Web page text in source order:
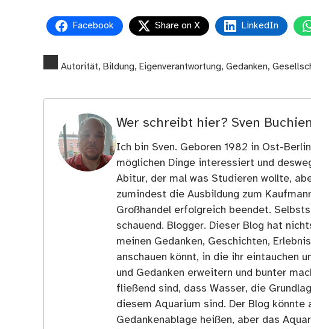
Facebook Share on X LinkedIn
Autorität, Bildung, Eigenverantwortung, Gedanken,
Wer schreibt hier? Sven Buchien
Ich bin Sven. Geboren 1982 in Ost-
möglichen Dinge interessiert und
Abitur, der mal was Studieren wollte,
zumindest die Ausbildung zum
Großhandel erfolgreich beendet.
schauend. Blogger. Dieser Blog hat
meinen Gedanken, Geschichten,
anschauen könnt, in die ihr eintauchen
und Gedanken erweitern und bunter
fließend sind, dass Wasser, die
diesem Aquarium sind. Der Blog
Gedankenablage heißen, aber das